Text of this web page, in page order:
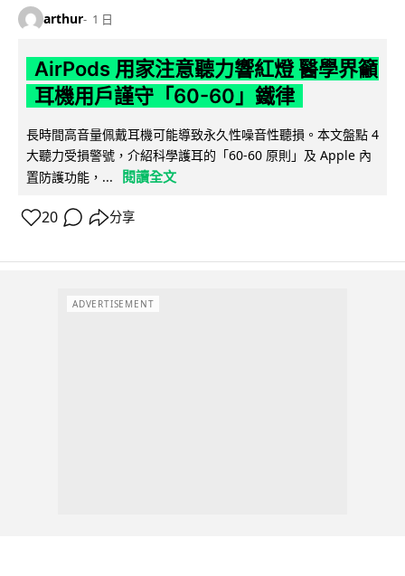
arthur 1 日
AirPods 用家注意聽力響紅燈 醫學界籲
耳機用戶謹守「60-60」鐵律
長時間高音量佩戴耳機可能導致永久性噪音性聽損。本文盤點 4
大聽力受損警號，介紹科學護耳的「60-60 原則」及 Apple 內
置防護功能，...
閱讀全文
20 分享
ADVERTISEMENT